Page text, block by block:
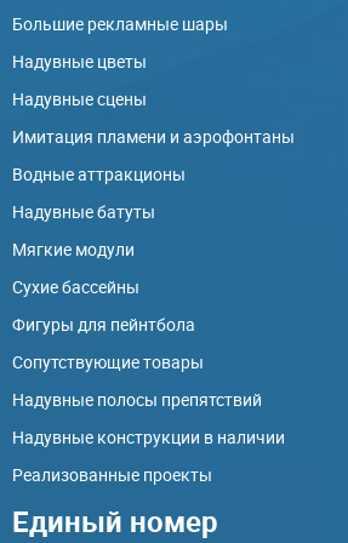
Большие рекламные шары
Надувные цветы
Надувные сцены
Имитация пламени и аэрофонтаны
Водные аттракционы
Надувные батуты
Мягкие модули
Сухие бассейны
Фигуры для пейнтбола
Сопутствующие товары
Надувные полосы препятствий
Надувные конструкции в наличии
Реализованные проекты
Единый номер